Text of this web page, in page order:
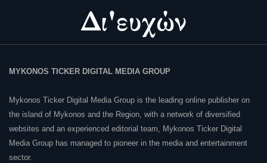
MYKONOS TICKER DIGITAL MEDIA GROUP
Mykonos Ticker Digital Media Group is the leading online publisher on
the island of Mykonos and the Region, with a network of diversified
websites and an experienced editorial team, Mykonos Ticker Digital
Media Group has managed to pioneer in the media and entertainment
sector.